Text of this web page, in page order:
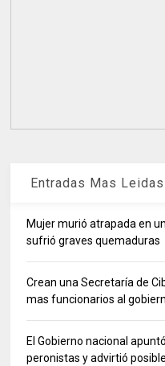
Entradas Mas Leidas
Mujer murió atrapada en
sufrió graves quemaduras
Crean una Secretaría de
mas funcionarios al
El Gobierno nacional
peronistas y advirtió